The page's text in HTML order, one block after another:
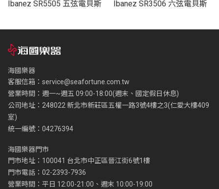
Ibanez SR5505 五弦電貝斯 Ibanez SR3506 六弦電貝斯
海國樂器
客服信箱： service@seafortune.com.tw
營業時間：週一~週五 09:00-18:00(週末、國定假日休息)
公司地址：248022 新北市新莊區五權一路3號4樓之3(仁愛大樓409
室)
統一編號：04276394
海國樂器門市
門市地址：100041 台北市中正區晉江街6號1樓
門市電話：02-2393-7936
營業時間：平日 12:00-21:00、週末 10:00-19:00